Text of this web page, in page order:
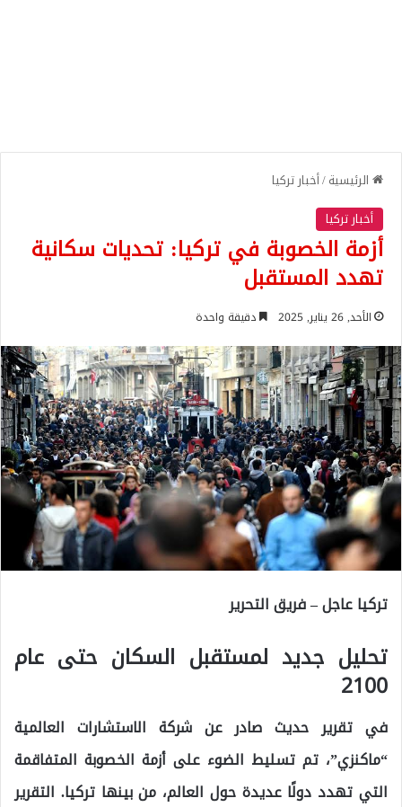
الرئيسية/أخبار تركيا
أخبار تركيا
أزمة الخصوبة في تركيا: تحديات سكانية
تهدد المستقبل
الأحد, 26 يناير, 2025 دقيقة واحدة
تركيا عاجل – فريق التحرير
تحليل جديد لمستقبل السكان حتى عام
2100
في تقرير حديث صادر عن شركة الاستشارات العالمية
“ماكنزي”، تم تسليط الضوء على أزمة الخصوبة المتفاقمة
التي تهدد دولًا عديدة حول العالم، من بينها تركيا. التقرير